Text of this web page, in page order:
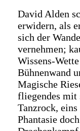
David Alden
erwidern, als
sich der
vernehmen;
Wissens-
Bühnenwand
Magische
fliegendes mit
Tanzrock,
Phantasie